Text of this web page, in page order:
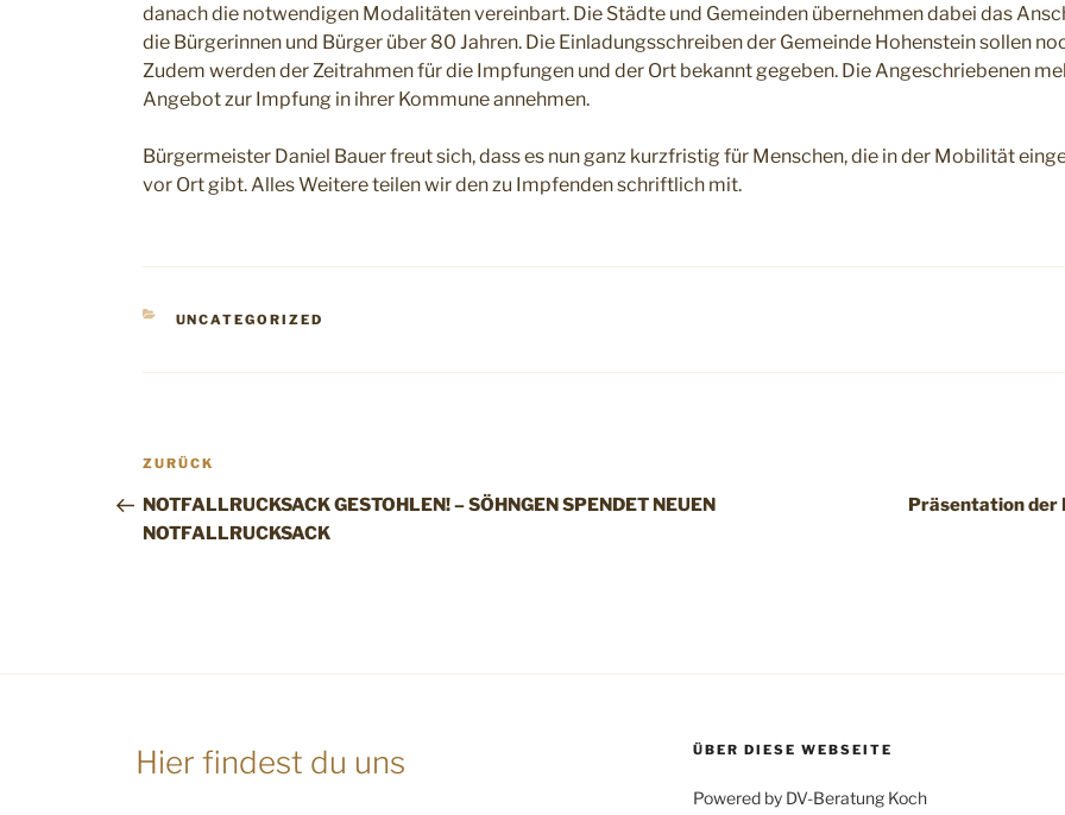
danach die notwendigen Modalitäten vereinbart. Die Städte und Gemeinden übernehmen dabei das
die Bürgerinnen und Bürger über 80 Jahren. Die Einladungsschreiben der Gemeinde Hohenstein sollen
Zudem werden der Zeitrahmen für die Impfungen und der Ort bekannt gegeben. Die Angeschriebenen
Angebot zur Impfung in ihrer Kommune annehmen.
Bürgermeister Daniel Bauer freut sich, dass es nun ganz kurzfristig für Menschen, die in der Mobilität
vor Ort gibt. Alles Weitere teilen wir den zu Impfenden schriftlich mit.
KATEGORIEN
UNCATEGORIZED
Beitragsnavigation
Vorheriger
ZURÜCK
NOTFALLRUCKSACK GESTOHLEN! – SÖHNGEN SPENDET NEUEN
NOTFALLRUCKSACK
Präsentation der
Hier findest du uns ÜBER DIESE WEBSEITE
Powered by DV-Beratung Koch